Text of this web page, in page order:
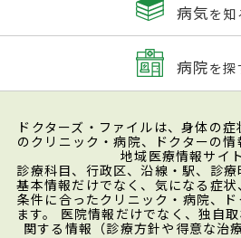
病気を知
病院を探
ドクターズ・ファイルは、身体の
のクリニック・病院、ドクターの
地域医療情報サイ
診療科目、行政区、沿線・駅、診
基本情報だけでなく、気になる症
条件に合ったクリニック・病院、
ます。 医院情報だけでなく、独自
関する情報（診療方針や得意な治